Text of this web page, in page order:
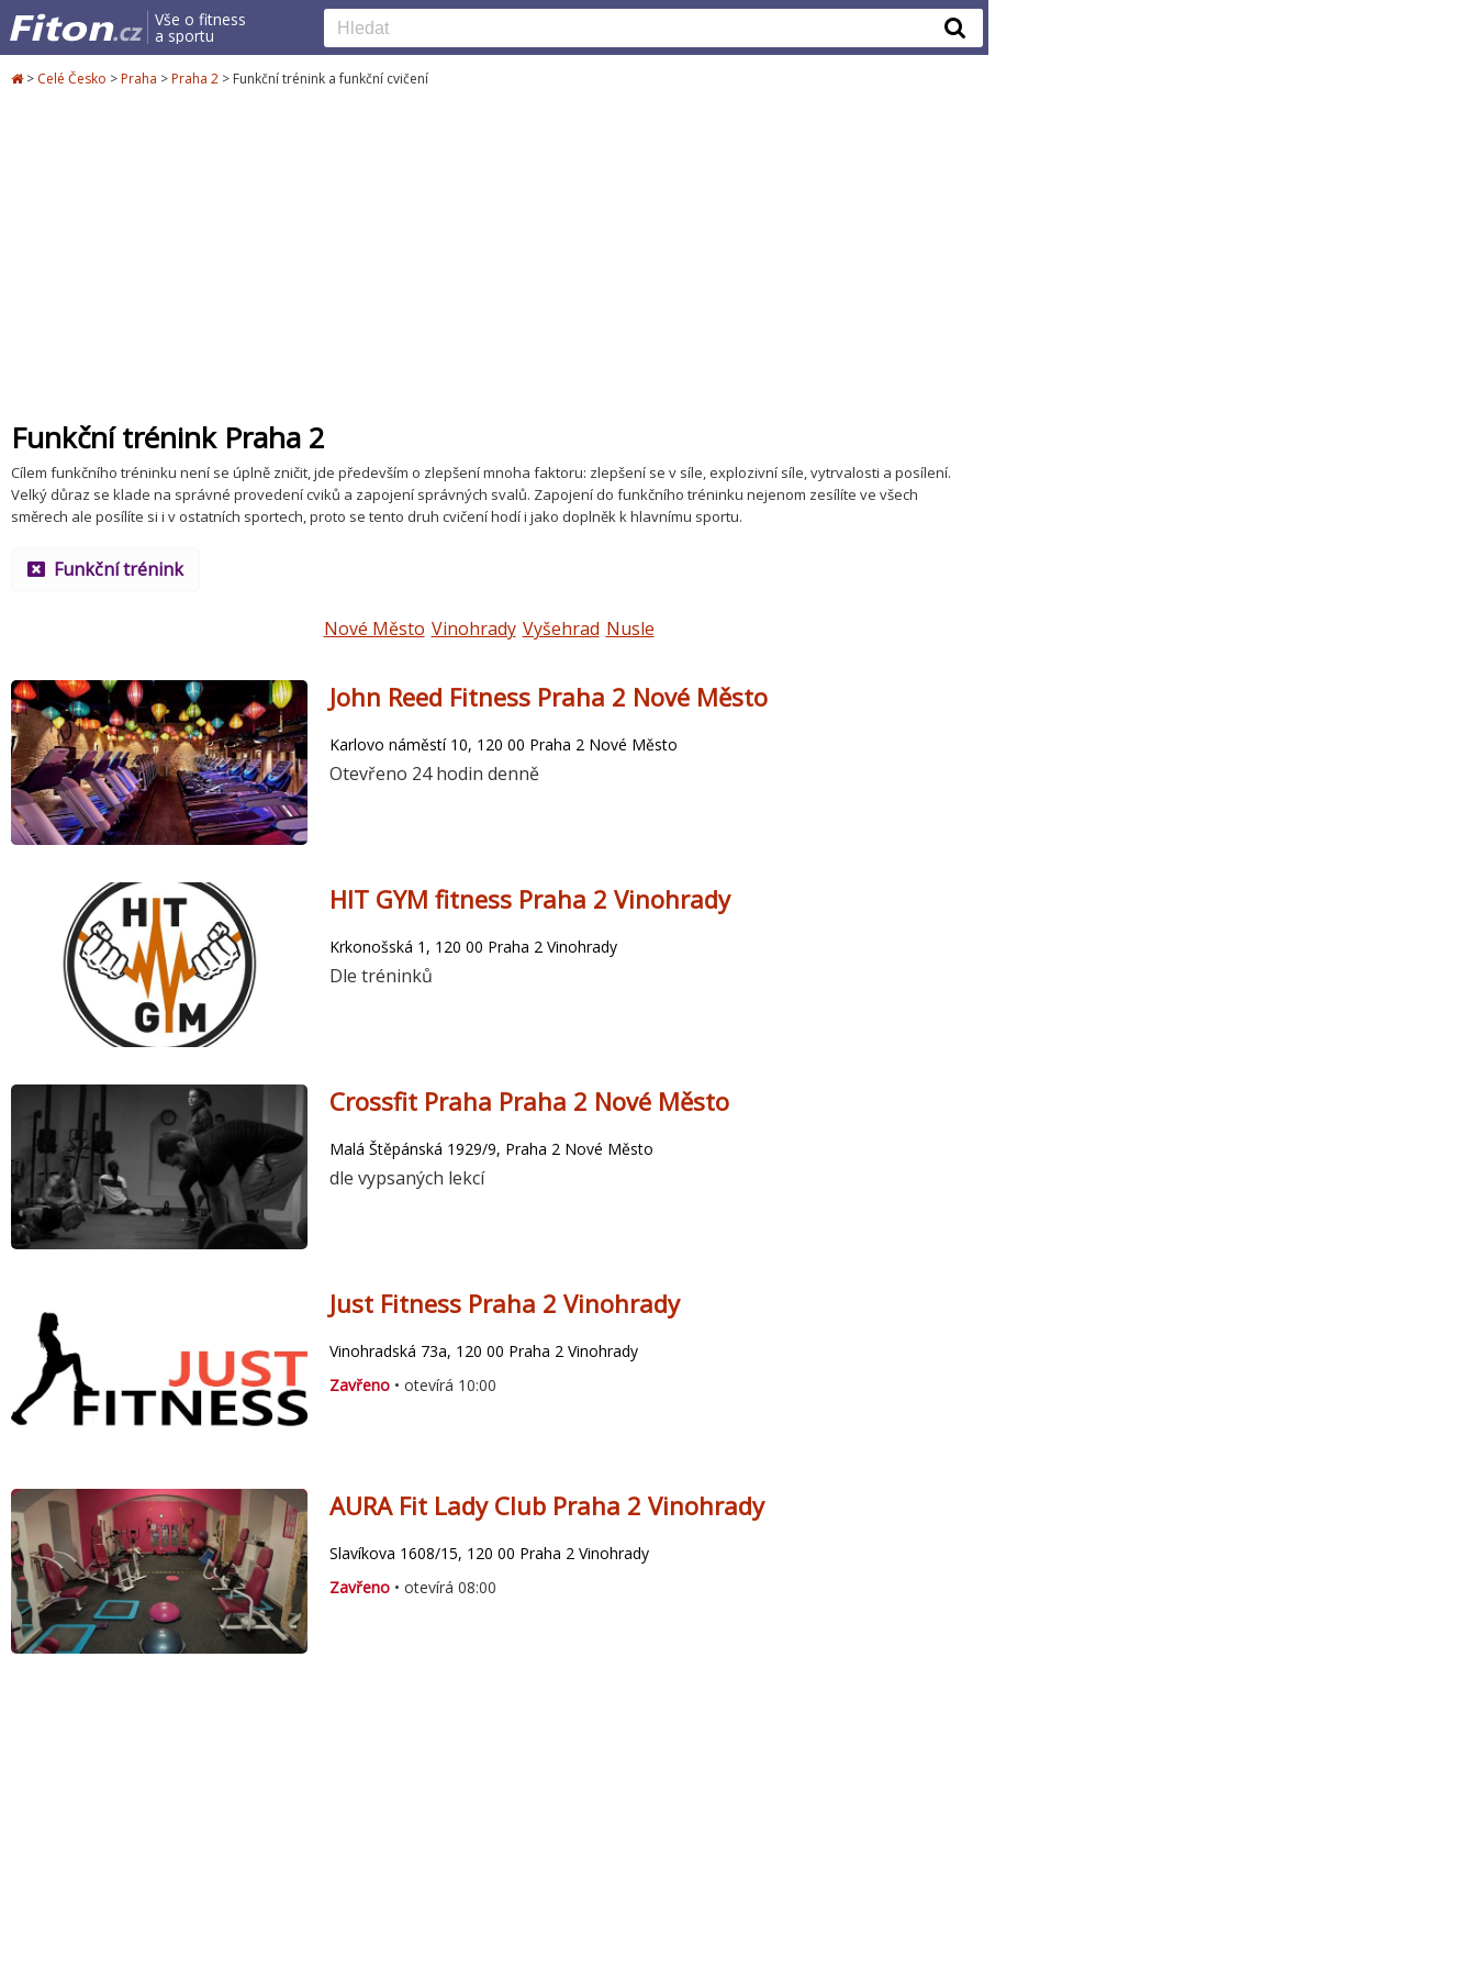
Vše o fitness
a sportu
> Celé Česko >Praha >Praha 2 > Funkční trénink a funkční cvičení
Funkční trénink Praha 2
Cílem funkčního tréninku není se úplně zničit, jde především o zlepšení mnoha faktoru: zlepšení se v síle, explozivní síle, vytrvalosti a posílení.
Velký důraz se klade na správné provedení cviků a zapojení správných svalů. Zapojení do funkčního tréninku nejenom zesílíte ve všech
směrech ale posílíte si i v ostatních sportech, proto se tento druh cvičení hodí i jako doplněk k hlavnímu sportu.
Funkční trénink
Nové Město Vinohrady Vyšehrad Nusle
John Reed Fitness Praha 2 Nové Město
Karlovo náměstí 10, 120 00 Praha 2 Nové Město
Otevřeno 24 hodin denně
HIT GYM fitness Praha 2 Vinohrady
Krkonošská 1, 120 00 Praha 2 Vinohrady
Dle tréninků
Crossfit Praha Praha 2 Nové Město
Malá Štěpánská 1929/9, Praha 2 Nové Město
dle vypsaných lekcí
Just Fitness Praha 2 Vinohrady
Vinohradská 73a, 120 00 Praha 2 Vinohrady
Zavřeno • otevírá 10:00
AURA Fit Lady Club Praha 2 Vinohrady
Slavíkova 1608/15, 120 00 Praha 2 Vinohrady
Zavřeno • otevírá 08:00